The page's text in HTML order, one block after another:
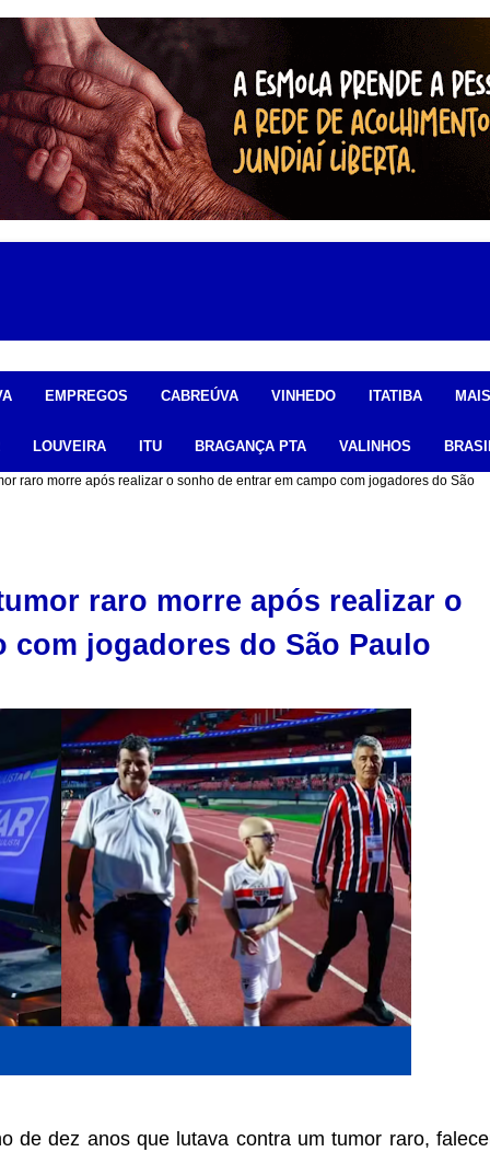
EMPREGOS CABREÚVA VINHEDO ITATIBA
LOUVEIRA ITU BRAGANÇA PTA VALINHOS
raro morre após realizar o sonho de entrar em campo com jogadores do São
raro morre após realizar o
com jogadores do São Paulo
de dez anos que lutava contra um tumor raro,